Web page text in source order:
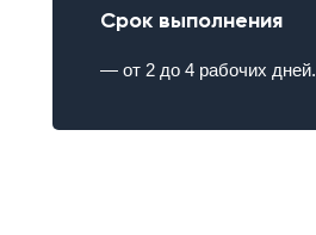
— от 2 до 4 рабочих дней.
Срок выполнения